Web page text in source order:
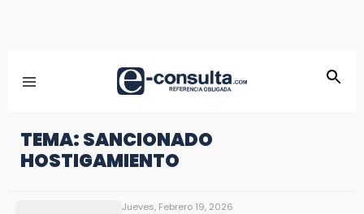
TEMA: SANCIONADO
HOSTIGAMIENTO
Jueves, Febrero 19, 2026